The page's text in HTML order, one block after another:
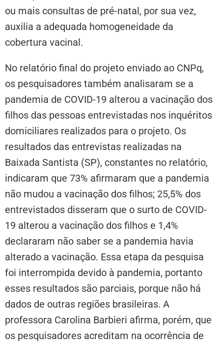
ou mais consultas de pré-natal, por sua vez,
auxilia a adequada homogeneidade da
cobertura vacinal.
No relatório final do projeto enviado ao CNPq,
os pesquisadores também analisaram se a
pandemia de COVID-19 alterou a vacinação dos
filhos das pessoas entrevistadas nos inquéritos
domiciliares realizados para o projeto. Os
resultados das entrevistas realizadas na
Baixada Santista (SP), constantes no relatório,
indicaram que 73% afirmaram que a pandemia
não mudou a vacinação dos filhos; 25,5% dos
entrevistados disseram que o surto de COVID-
19 alterou a vacinação dos filhos e 1,4%
declararam não saber se a pandemia havia
alterado a vacinação. Essa etapa da pesquisa
foi interrompida devido à pandemia, portanto
esses resultados são parciais, porque não há
dados de outras regiões brasileiras. A
professora Carolina Barbieri afirma, porém, que
os pesquisadores acreditam na ocorrência de